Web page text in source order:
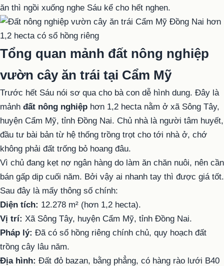
ăn thì ngồi xuống nghe Sáu kể cho hết nghen.
Tổng quan mảnh đất nông nghiệp
vườn cây ăn trái tại Cẩm Mỹ
Trước hết Sáu nói sơ qua cho bà con dễ hình dung. Đây là
mảnh đất nông nghiệp hơn 1,2 hecta nằm ở xã Sông Tây,
huyện Cẩm Mỹ, tỉnh Đồng Nai. Chủ nhà là người tâm huyết,
đầu tư bài bản từ hệ thống trồng trọt cho tới nhà ở, chớ
không phải đất trống bỏ hoang đâu.
Vì chủ đang kẹt nợ ngân hàng do làm ăn chăn nuôi, nên cần
bán gấp dịp cuối năm. Bởi vậy ai nhanh tay thì được giá tốt.
Sau đây là mấy thông số chính:
Diện tích: 12.278 m² (hơn 1,2 hecta).
Vị trí: Xã Sông Tây, huyện Cẩm Mỹ, tỉnh Đồng Nai.
Pháp lý: Đã có sổ hồng riêng chính chủ, quy hoạch đất
trồng cây lâu năm.
Địa hình: Đất đỏ bazan, bằng phẳng, có hàng rào lưới B40